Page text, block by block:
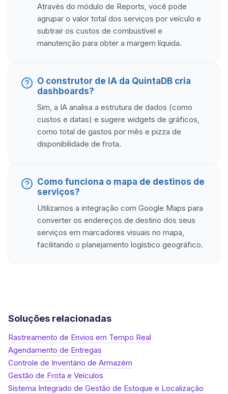
Através do módulo de Reports, você pode
agrupar o valor total dos serviços por veículo e
subtrair os custos de combustível e
manutenção para obter a margem líquida.
O construtor de IA da QuintaDB cria
dashboards?
Sim, a IA analisa a estrutura de dados (como
custos e datas) e sugere widgets de gráficos,
como total de gastos por mês e pizza de
disponibilidade de frota.
Como funciona o mapa de destinos de
serviços?
Utilizamos a integração com Google Maps para
converter os endereços de destino dos seus
serviços em marcadores visuais no mapa,
facilitando o planejamento logístico geográfico.
Soluções relacionadas
Rastreamento de Envios em Tempo Real
Agendamento de Entregas
Controle de Inventário de Armazém
Gestão de Frota e Veículos
Sistema Integrado de Gestão de Estoque e Localização